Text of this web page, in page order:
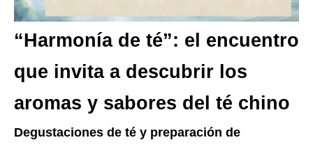
“Harmonía de té”: el encuentro
que invita a descubrir los
aromas y sabores del té chino
Degustaciones de té y preparación de